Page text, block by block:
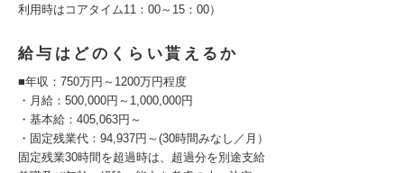
利用時はコアタイム11：00～15：00）
給与はどのくらい貰えるか
■年収：750万円～1200万円程度
・月給：500,000円～1,000,000円
・基本給：405,063円～
・固定残業代：94,937円～(30時間みなし／月）
固定残業30時間を超過時は、超過分を別途支給